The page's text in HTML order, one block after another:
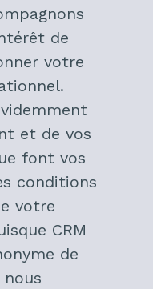
de
votre
et de vos
font vos
conditions
votre
CRM
de